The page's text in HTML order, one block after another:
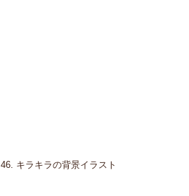
46. キラキラの背景イラスト